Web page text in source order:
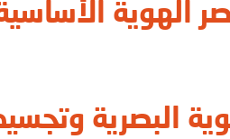
الهوية
البصرية